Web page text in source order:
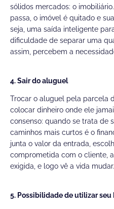
sólidos mercados: o
passa, o imóvel é quitado e
seja, uma saída inteligente
dificuldade de separar uma
assim, percebem a
4. Sair do aluguel
Trocar o aluguel pela parcela
colocar dinheiro onde ele
consenso: quando se trata de
caminhos mais curtos é o
junta o valor da entrada,
comprometida com o cliente,
exigida, e logo vê a vida mudar.
5. Possibilidade de utilizar seu